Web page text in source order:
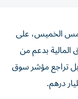
أمس الخميس، على
المالية بدعم من
تراجع مؤشر سوق